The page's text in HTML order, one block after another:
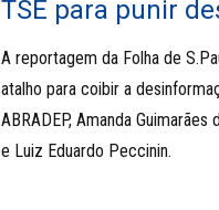
TSE para punir
A reportagem da Folha de
atalho para coibir a
ABRADEP, Amanda Guimarães
e Luiz Eduardo Peccinin.